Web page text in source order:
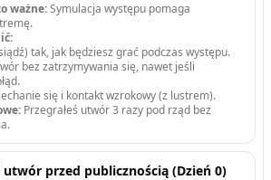
ważne:Symulacja występu pomaga
tak, jak będziesz grać podczas występu.
bez zatrzymywania się, nawet jeśli
się i kontakt wzrokowy (z lustrem).
Przegrałeś utwór 3 razy pod rząd bez
przed publicznością (Dzień 0)